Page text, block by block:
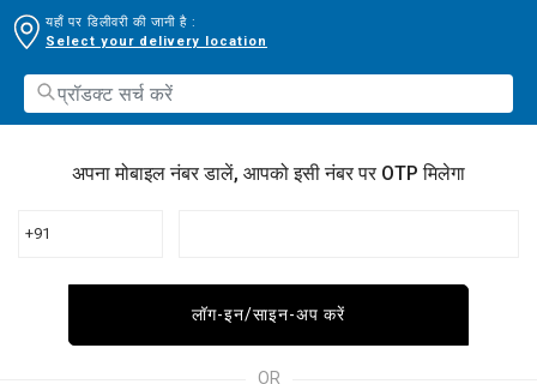
यहाँ पर डिलीवरी की जानी है :
Select your delivery location
अपना मोबाइल नंबर डालें, आपको इसी नंबर पर OTP मिलेगा
+91
लॉग-इन/साइन-अप करें
OR